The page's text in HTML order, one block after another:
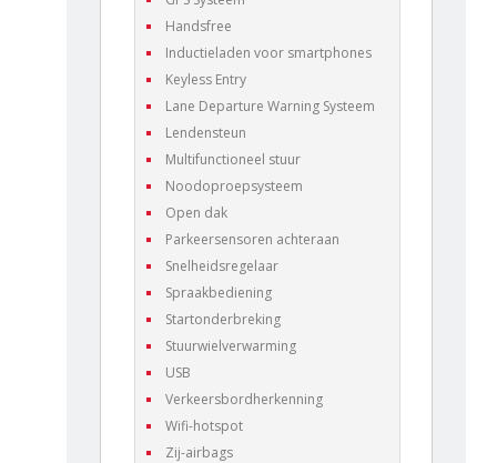
Handsfree
Inductieladen voor smartphones
Keyless Entry
Lane Departure Warning Systeem
Lendensteun
Multifunctioneel stuur
Noodoproepsysteem
Open dak
Parkeersensoren achteraan
Snelheidsregelaar
Spraakbediening
Startonderbreking
Stuurwielverwarming
USB
Verkeersbordherkenning
Wifi-hotspot
Zij-airbags